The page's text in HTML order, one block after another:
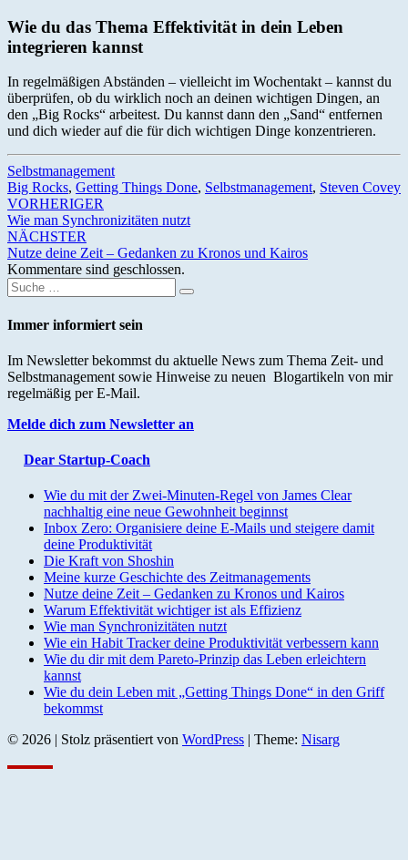
Wie du das Thema Effektivität in dein Leben
integrieren kannst
In regelmäßigen Abständen – vielleicht im Wochentakt – kannst du
überprüfen, ob du wirklich noch an deinen wichtigen Dingen, an
den „Big Rocks“ arbeitest. Du kannst dann den „Sand“ entfernen
und dich wieder auf die für dich wichtigen Dinge konzentrieren.
Selbstmanagement
Big Rocks, Getting Things Done, Selbstmanagement, Steven Covey
Beitrags-
Navigation
VORHERIGER
Wie man Synchronizitäten nutzt
NÄCHSTER
Nutze deine Zeit – Gedanken zu Kronos und Kairos
Kommentare sind geschlossen.
Suche
nach:
Suchen
Immer informiert sein
Im Newsletter bekommst du aktuelle News zum Thema Zeit- und
Selbstmanagement sowie Hinweise zu neuen Blogartikeln von mir
regelmäßig per E-Mail.
Melde dich zum Newsletter an
Dear Startup-Coach
Wie du mit der Zwei-Minuten-Regel von James Clear
nachhaltig eine neue Gewohnheit beginnst
Inbox Zero: Organisiere deine E-Mails und steigere damit
deine Produktivität
Die Kraft von Shoshin
Meine kurze Geschichte des Zeitmanagements
Nutze deine Zeit – Gedanken zu Kronos und Kairos
Warum Effektivität wichtiger ist als Effizienz
Wie man Synchronizitäten nutzt
Wie ein Habit Tracker deine Produktivität verbessern kann
Wie du dir mit dem Pareto-Prinzip das Leben erleichtern
kannst
Wie du dein Leben mit „Getting Things Done“ in den Griff
bekommst
© 2026 | Stolz präsentiert von WordPress | Theme: Nisarg